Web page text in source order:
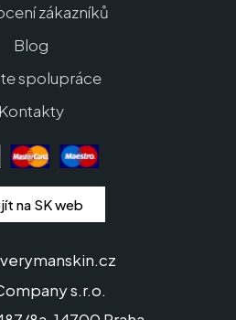
zákazníků
Blog
spolupráce
Kontakty
na SK web
s.r.o.